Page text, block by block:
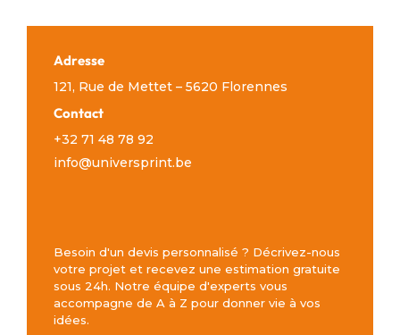
Adresse
121, Rue de Mettet – 5620 Florennes
Contact
+32 71 48 78 92
info@universprint.be
Besoin d'un devis personnalisé ? Décrivez-nous
votre projet et recevez une estimation gratuite
sous 24h. Notre équipe d'experts vous
accompagne de A à Z pour donner vie à vos
idées.